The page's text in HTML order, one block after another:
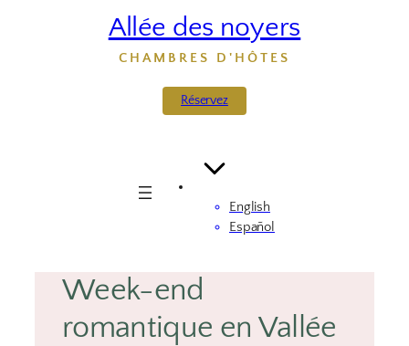
Allée des noyers
CHAMBRES D'HÔTES
Réservez
English
Español
Week-end
romantique en Vallée